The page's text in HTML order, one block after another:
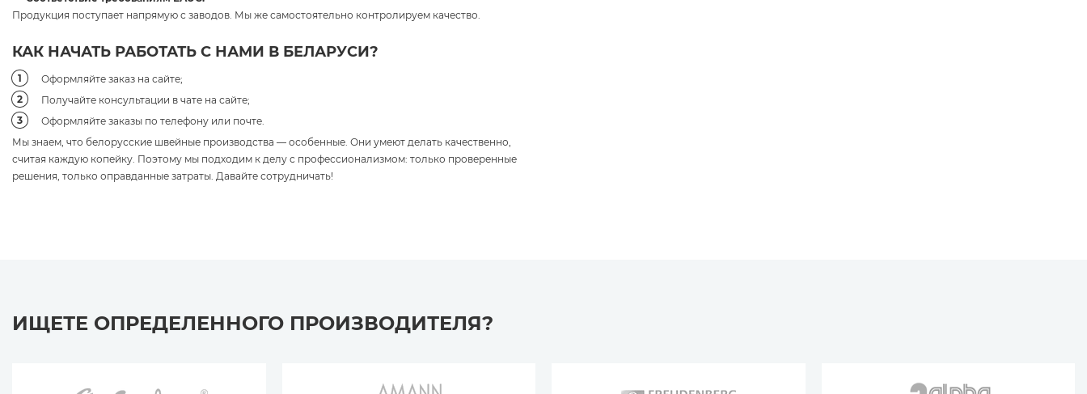
Продукция поступает напрямую с заводов. Мы же самостоятельно контролируем качество.
КАК НАЧАТЬ РАБОТАТЬ С НАМИ В БЕЛАРУСИ?
Оформляйте заказ на сайте;
Получайте консультации в чате на сайте;
Оформляйте заказы по телефону или почте.
Мы знаем, что белорусские швейные производства — особенные. Они умеют делать качественно,
считая каждую копейку. Поэтому мы подходим к делу с профессионализмом: только проверенные
решения, только оправданные затраты. Давайте сотрудничать!
ИЩЕТЕ ОПРЕДЕЛЕННОГО ПРОИЗВОДИТЕЛЯ?